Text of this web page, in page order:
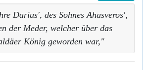
Darius', des Sohnes Ahasveros',
der Meder, welcher über das
König geworden war,"